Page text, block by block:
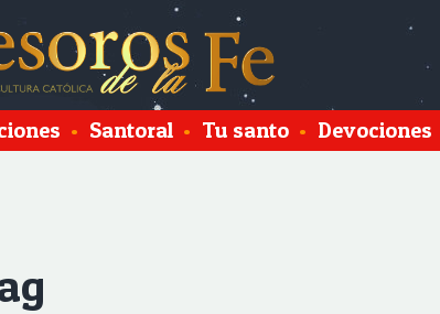
• Santoral • Tu santo • Devociones